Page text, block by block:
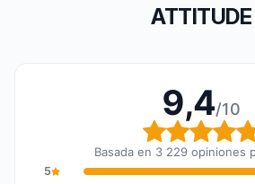
ATTITUDE
9,4/10
Basada en 3 229 opiniones
5